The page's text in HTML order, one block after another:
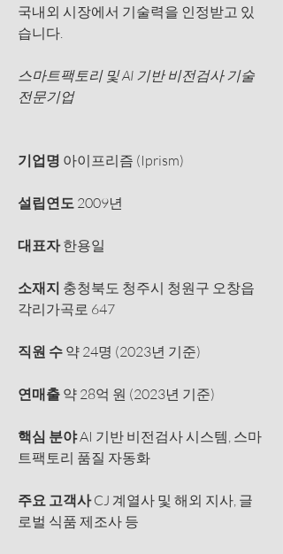
국내외 시장에서 기술력을 인정받고 있
습니다.
스마트팩토리 및 AI 기반 비전검사 기술
전문기업
기업명 아이프리즘 (Iprism)
설립연도 2009년
대표자 한용일
소재지 충청북도 청주시 청원구 오창읍
각리가곡로 647
직원 수 약 24명 (2023년 기준)
연매출 약 28억 원 (2023년 기준)
핵심 분야 AI 기반 비전검사 시스템, 스마
트팩토리 품질 자동화
주요 고객사 CJ 계열사 및 해외 지사, 글
로벌 식품 제조사 등